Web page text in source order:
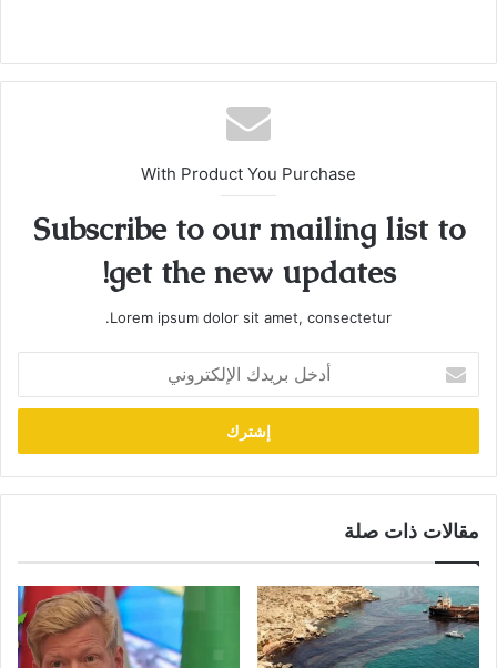
With Product You Purchase
Subscribe to our mailing list to
get the new updates!
Lorem ipsum dolor sit amet, consectetur.
بريدك
الإلكتروني
مقالات ذات صلة